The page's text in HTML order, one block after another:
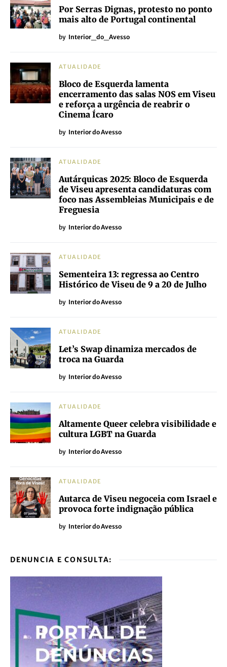
Por Serras Dignas, protesto no ponto
mais alto de Portugal continental
by Interior_do_Avesso
ATUALIDADE
Bloco de Esquerda lamenta
encerramento das salas NOS em Viseu
e reforça a urgência de reabrir o
Cinema Ícaro
by Interior do Avesso
ATUALIDADE
Autárquicas 2025: Bloco de Esquerda
de Viseu apresenta candidaturas com
foco nas Assembleias Municipais e de
Freguesia
by Interior do Avesso
ATUALIDADE
Sementeira 13: regressa ao Centro
Histórico de Viseu de 9 a 20 de Julho
by Interior do Avesso
ATUALIDADE
Let’s Swap dinamiza mercados de
troca na Guarda
by Interior do Avesso
ATUALIDADE
Altamente Queer celebra visibilidade e
cultura LGBT na Guarda
by Interior do Avesso
ATUALIDADE
Autarca de Viseu negoceia com Israel e
provoca forte indignação pública
by Interior do Avesso
DENUNCIA E CONSULTA: